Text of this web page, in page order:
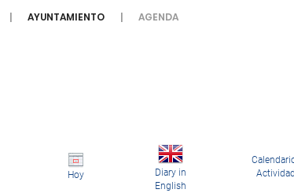
AYUNTAMIENTO AGENDA
Hoy
Diary in
English